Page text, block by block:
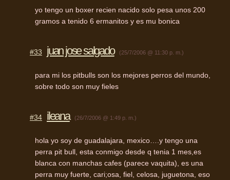
yo tengo un boxer recien nacido solo pesa unos 200
gramos a tenido 6 ermanitos y es mu bonica
#33 juan jose salgado (25/7/2006 @ 11:30 p. m.)
para mi los pitbulls son los mejores perros del mundo,
sobre todo son muy fieles
#34 ileana (26/7/2006 @ 1:49 p. m.)
hola yo soy de guadalajara, mexico….y tengo una
perra pit bull, esta conmigo desde q tenia 1 mes,es
blanca con manchas cafes (parece vaquita), es una
perra muy fuerte, cari;osa, fiel, celosa, juguetona, eso